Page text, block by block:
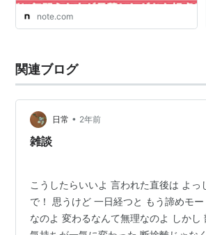
note.com
関連ブログ
日常 • 2年前
雑談
こうしたらいいよ 言われた直後は よっ
で！ 思うけど 一日経つと もう諦めモ
なのよ 変わるなんて無理なのよ しかし